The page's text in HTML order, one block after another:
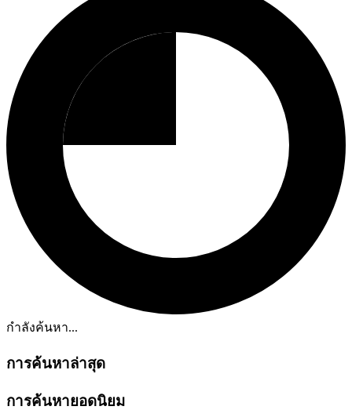
กำลังค้นหา...
การค้นหาล่าสุด
การค้นหายอดนิยม